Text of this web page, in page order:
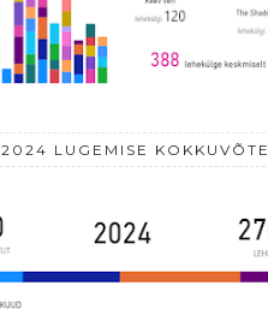
2024 LUGEMISE KOKKUVÕTE